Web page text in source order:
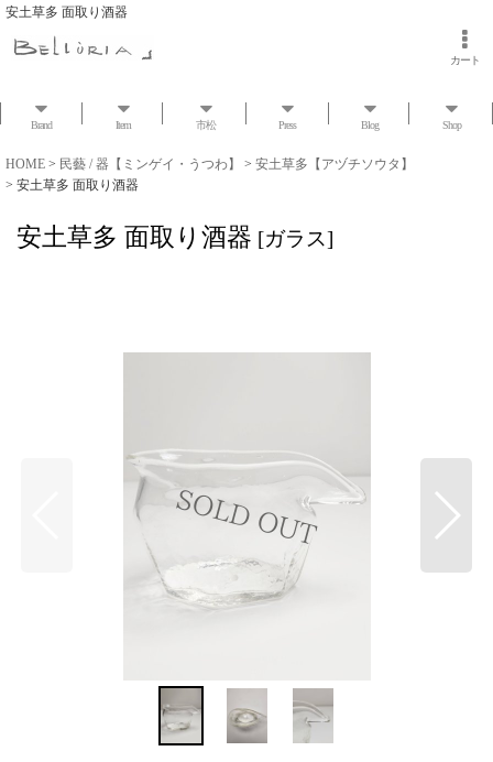
安土草多 面取り酒器
カート
Brand Item 市松 Press Blog Shop
HOME > 民藝 / 器【ミンゲイ・うつわ】 > 安土草多【アヅチソウタ】
> 安土草多 面取り酒器
安土草多 面取り酒器 [ガラス]